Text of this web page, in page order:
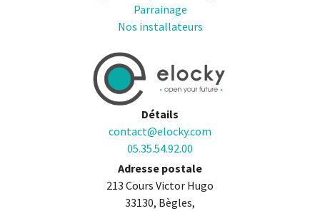
Parrainage
Nos installateurs
Détails
contact@elocky.com
05.35.54.92.00
Adresse postale
213 Cours Victor Hugo
33130, Bègles,